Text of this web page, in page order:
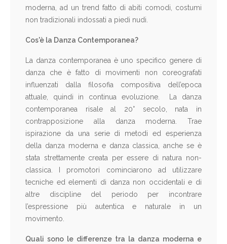
moderna, ad un trend fatto di abiti comodi, costumi
non tradizionali indossati a piedi nudi.
Cos'è la Danza Contemporanea?
La danza contemporanea è uno specifico genere di
danza che è fatto di movimenti non coreografati
influenzati dalla filosofia compositiva dell’epoca
attuale, quindi in continua evoluzione. La danza
contemporanea risale al 20° secolo, nata in
contrapposizione alla danza moderna. Trae
ispirazione da una serie di metodi ed esperienza
della danza moderna e danza classica, anche se è
stata strettamente creata per essere di natura non-
classica. I promotori cominciarono ad utilizzare
tecniche ed elementi di danza non occidentali e di
altre discipline del periodo per incontrare
l’espressione più autentica e naturale in un
movimento.
Quali sono le differenze tra la danza moderna e